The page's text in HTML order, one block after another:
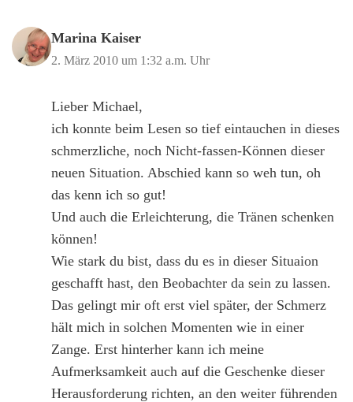
Marina Kaiser
2. März 2010 um 1:32 a.m. Uhr
Lieber Michael,
ich konnte beim Lesen so tief eintauchen in dieses
schmerzliche, noch Nicht-fassen-Können dieser
neuen Situation. Abschied kann so weh tun, oh
das kenn ich so gut!
Und auch die Erleichterung, die Tränen schenken
können!
Wie stark du bist, dass du es in dieser Situaion
geschafft hast, den Beobachter da sein zu lassen.
Das gelingt mir oft erst viel später, der Schmerz
hält mich in solchen Momenten wie in einer
Zange. Erst hinterher kann ich meine
Aufmerksamkeit auch auf die Geschenke dieser
Herausforderung richten, an den weiter führenden